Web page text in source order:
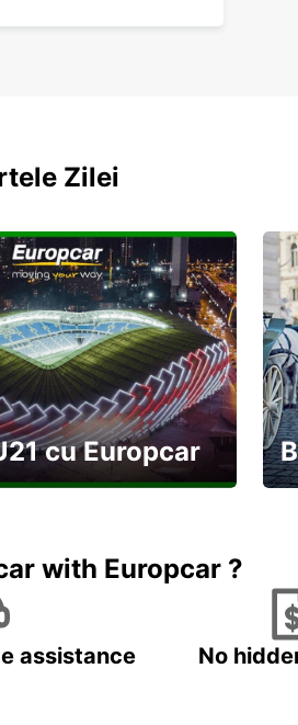
Zilei
cu Europcar
with Europcar ?
assistance No